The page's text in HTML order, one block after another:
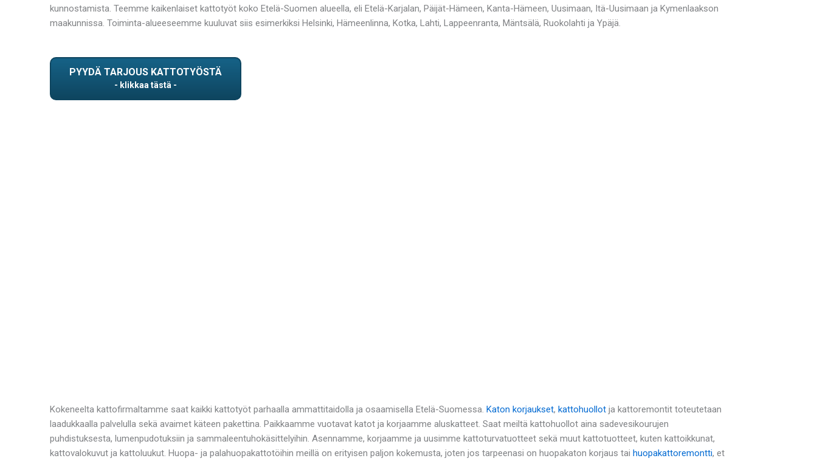
kunnostamista. Teemme kaikenlaiset kattotyöt koko Etelä-Suomen alueella, eli Etelä-Karjalan, Päijät-Hämeen, Kanta-Hämeen, Uusimaan, Itä-Uusimaan ja Kymenlaakson
maakunnissa. Toiminta-alueeseemme kuuluvat siis esimerkiksi Helsinki, Hämeenlinna, Kotka, Lahti, Lappeenranta, Mäntsälä, Ruokolahti ja Ypäjä.
PYYDÄ TARJOUS KATTOTYÖSTÄ
Kokeneelta kattofirmaltamme saat kaikki kattotyöt parhaalla ammattitaidolla ja osaamisella Etelä-Suomessa. Katon korjaukset, kattohuollot ja kattoremontit toteutetaan
laadukkaalla palvelulla sekä avaimet käteen pakettina. Paikkaamme vuotavat katot ja korjaamme aluskatteet. Saat meiltä kattohuollot aina sadevesikourujen
puhdistuksesta, lumenpudotuksiin ja sammaleentuhokäsittelyihin. Asennamme, korjaamme ja uusimme kattoturvatuotteet sekä muut kattotuotteet, kuten kattoikkunat,
kattovalokuvut ja kattoluukut. Huopa- ja palahuopakattotöihin meillä on erityisen paljon kokemusta, joten jos tarpeenasi on huopakaton korjaus tai huopakattoremontti, et